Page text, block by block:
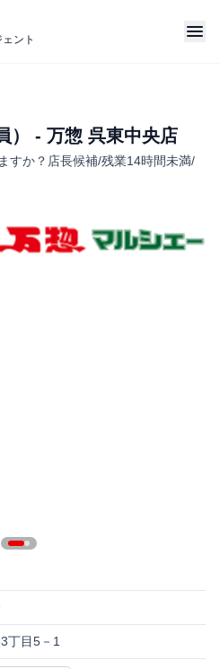
ント
） - 万惣 呉東中央店
すか？店長候補/残業14時間未満/
丁目5－1